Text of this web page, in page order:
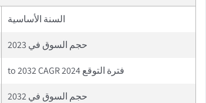
السنة الأساسية
حجم السوق في 2023
فترة التوقع 2024 to 2032 CAGR
حجم السوق في 2032